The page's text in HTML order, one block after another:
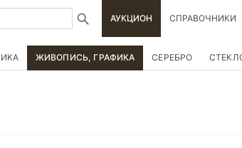
АУКЦИОН СПРАВОЧНИКИ
ЖИВОПИСЬ, ГРАФИКА СЕРЕБРО